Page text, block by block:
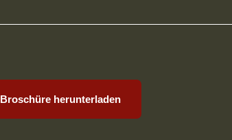
Broschüre herunterladen